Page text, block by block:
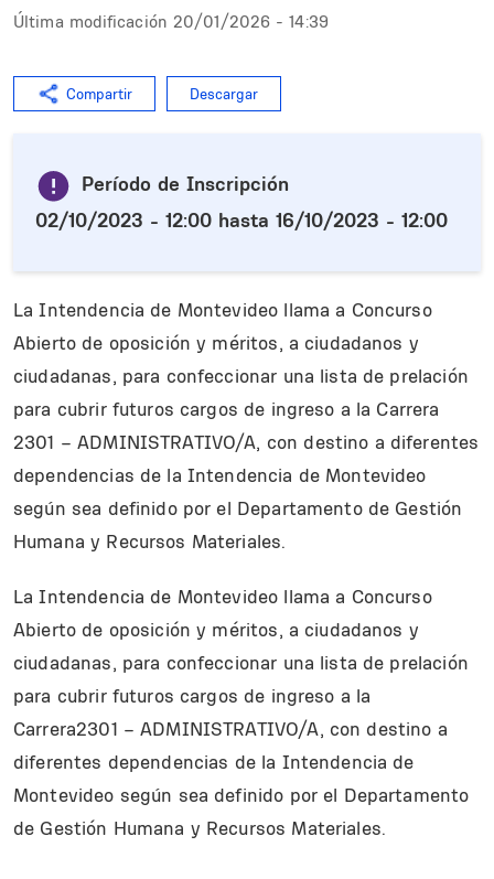
Última modificación 20/01/2026 - 14:39
Compartir Descargar
Período de Inscripción
02/10/2023 - 12:00 hasta 16/10/2023 - 12:00
La Intendencia de Montevideo llama a Concurso
Abierto de oposición y méritos, a ciudadanos y
ciudadanas, para confeccionar una lista de prelación
para cubrir futuros cargos de ingreso a la Carrera
2301 – ADMINISTRATIVO/A, con destino a diferentes
dependencias de la Intendencia de Montevideo
según sea definido por el Departamento de Gestión
Humana y Recursos Materiales.
La Intendencia de Montevideo llama a Concurso
Abierto de oposición y méritos, a ciudadanos y
ciudadanas, para confeccionar una lista de prelación
para cubrir futuros cargos de ingreso a la
Carrera2301 – ADMINISTRATIVO/A, con destino a
diferentes dependencias de la Intendencia de
Montevideo según sea definido por el Departamento
de Gestión Humana y Recursos Materiales.